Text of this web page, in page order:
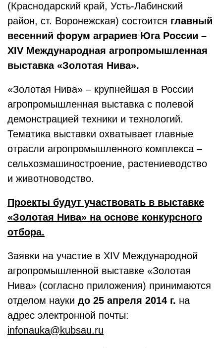
(Краснодарский край, Усть-Лабинский
район, ст. Воронежская) состоится главный
весенний форум аграриев Юга России –
XIV Международная агропромышленная
выставка «Золотая Нива».
«Золотая Нива» – крупнейшая в России
агропромышленная выставка с полевой
демонстрацией техники и технологий.
Тематика выставки охватывает главные
отрасли агропромышленного комплекса –
сельхозмашиностроение, растениеводство
и животноводство.
Проекты будут участвовать в выставке
«Золотая Нива» на основе конкурсного
отбора.
Заявки на участие в XIV Международной
агропромышленной выставке «Золотая
Нива» (согласно приложения) принимаются
отделом науки до 25 апреля 2014 г. на
адрес электронной почты:
infonauka@kubsau.ru